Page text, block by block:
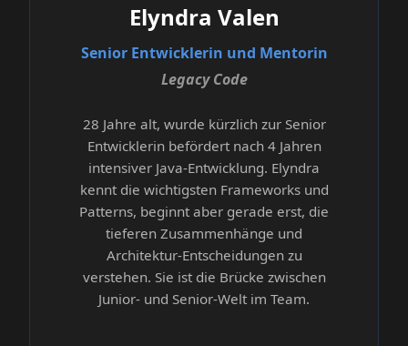
Elyndra Valen
Senior Entwicklerin und Mentorin
Legacy Code
28 Jahre alt, wurde kürzlich zur Senior
Entwicklerin befördert nach 4 Jahren
intensiver Java-Entwicklung. Elyndra
kennt die wichtigsten Frameworks und
Patterns, beginnt aber gerade erst, die
tieferen Zusammenhänge und
Architektur-Entscheidungen zu
verstehen. Sie ist die Brücke zwischen
Junior- und Senior-Welt im Team.